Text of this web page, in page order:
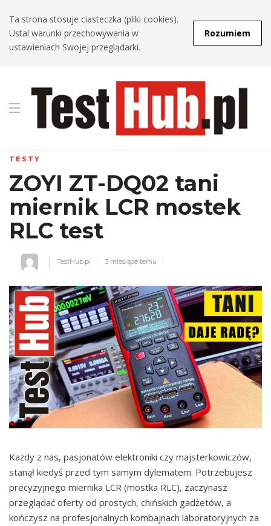
Ta strona stosuje ciasteczka (pliki cookies).
Ustal warunki przechowywania w
ustawieniach Swojej przeglądarki.
Rozumiem
TESTY
ZOYI ZT-DQ02 tani
miernik LCR mostek
RLC test
TestHub.pl 3 miesiące temu
Każdy z nas, pasjonatów elektroniki czy majsterkowiczów,
stanął kiedyś przed tym samym dylematem. Potrzebujesz
precyzyjnego miernika LCR (mostka RLC), zaczynasz
przeglądać oferty od prostych, chińskich gadżetów, a
kończysz na profesjonalnych kombajnach laboratoryjnych za